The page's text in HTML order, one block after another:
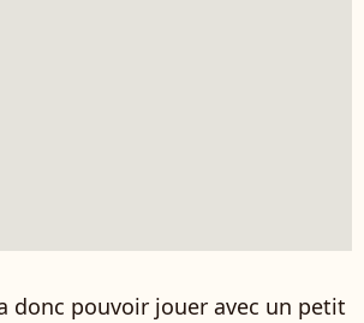
donc pouvoir jouer avec un petit